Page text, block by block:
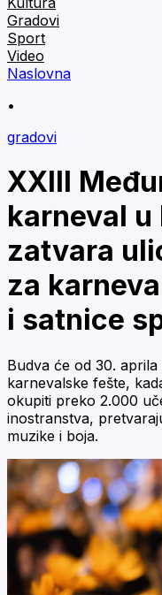
Gradovi
Sport
Video
Naslovna
•
gradovi
XXIII
karneval u
zatvara
za
i satnice
Budva će od 30.
karnevalske fešte,
okupiti preko 2.000
inostranstva,
muzike i boja.